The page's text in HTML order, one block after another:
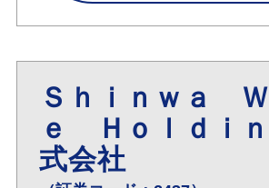
Ｓｈｉｎｗａ Ｗ
ｅ Ｈｏｌｄｉ
式会社